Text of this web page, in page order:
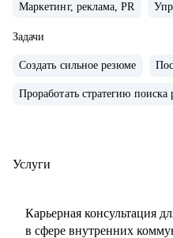
человек для внешних и
• сейчас развиваю бренд
России.
развития HR-бренда
• сформулировать карьерную
необходимые для
Маркетинг, реклама, PR
Задачи
Создать сильное резюме
Проработать стратегию поиска
Услуги
Карьерная консультация
в сфере внутренних